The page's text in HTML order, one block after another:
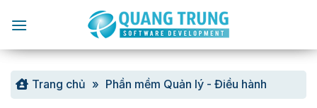
đến
Trang chủ » Phần mềm Quản lý - Điều hành